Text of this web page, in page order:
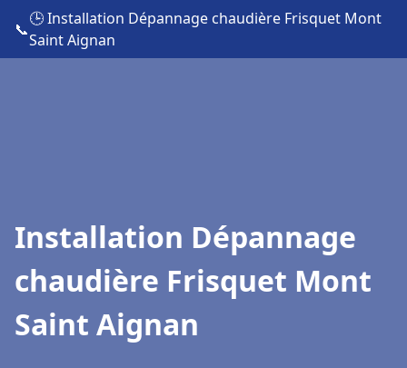
📞
🕒 Installation Dépannage chaudière Frisquet Mont
Saint Aignan
Installation Dépannage
chaudière Frisquet Mont
Saint Aignan